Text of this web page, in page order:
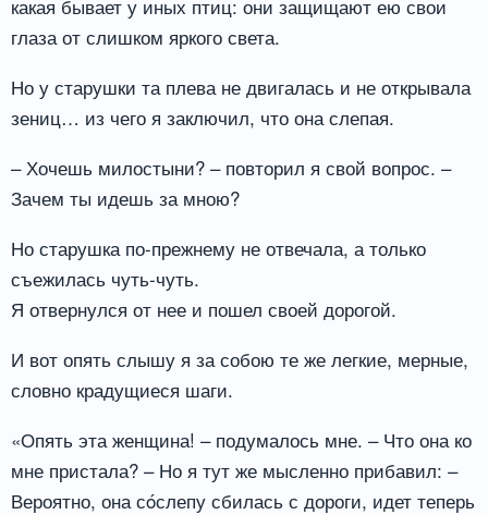
какая бывает у иных птиц: они защищают ею свои
глаза от слишком яркого света.
Но у старушки та плева не двигалась и не открывала
зениц… из чего я заключил, что она слепая.
– Хочешь милостыни? – повторил я свой вопрос. –
Зачем ты идешь за мною?
Но старушка по-прежнему не отвечала, а только
съежилась чуть-чуть.
Я отвернулся от нее и пошел своей дорогой.
И вот опять слышу я за собою те же легкие, мерные,
словно крадущиеся шаги.
«Опять эта женщина! – подумалось мне. – Что она ко
мне пристала? – Но я тут же мысленно прибавил: –
Вероятно, она сóслепу сбилась с дороги, идет теперь